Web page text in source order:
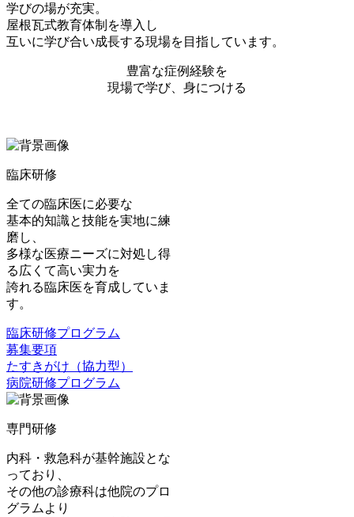
学びの場が充実。
屋根瓦式教育体制を導入し
互いに学び合い成長する現場を目指しています。
豊富な症例経験を
現場で学び、身につける
臨床研修
全ての臨床医に必要な
基本的知識と技能を実地に練
磨し、
多様な医療ニーズに対処し得
る広くて高い実力を
誇れる臨床医を育成していま
す。
臨床研修プログラム
募集要項
たすきがけ（協力型）
病院研修プログラム
専門研修
内科・救急科が基幹施設とな
っており、
その他の診療科は他院のプロ
グラムより